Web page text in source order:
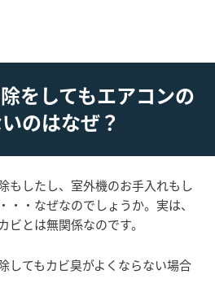
をしてもエアコンの
のはなぜ？
もしたし、室外機のお手入れもし
・・なぜなのでしょうか。実は、
とは無関係なのです。
してもカビ臭がよくならない場合